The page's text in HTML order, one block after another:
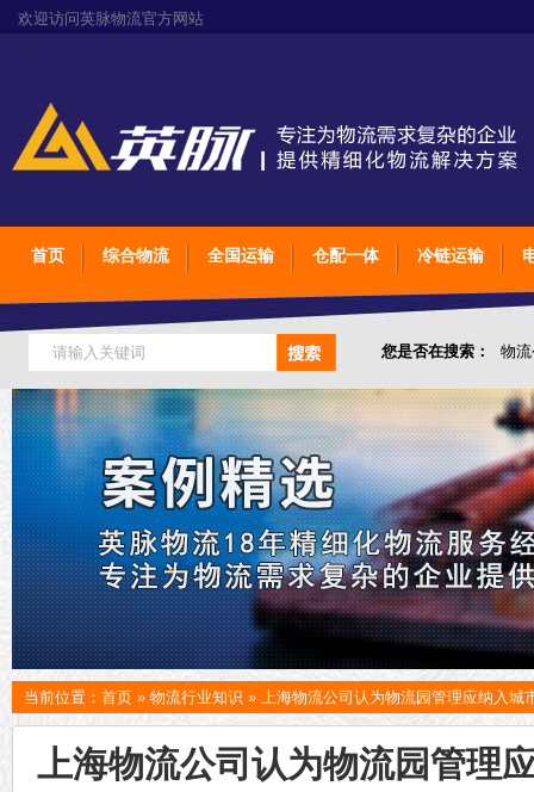
欢迎访问英脉物流官方网站
首页 综合物流 全国运输 仓配一体 冷链运输
您是否在搜索： 物
仓储综合专业定制物
当前位置： 首页 » 物流行业知识 » 上海物流公司认为物流园管理应纳入城
上海物流公司认为物流园管理